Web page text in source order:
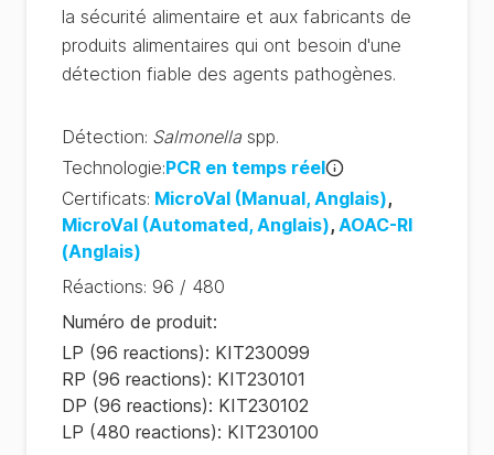
la sécurité alimentaire et aux fabricants de
produits alimentaires qui ont besoin d'une
détection fiable des agents pathogènes.
Détection: Salmonella spp.
Technologie:PCR en temps réel
Certificats: MicroVal (Manual, Anglais),
MicroVal (Automated, Anglais), AOAC-RI
(Anglais)
Réactions: 96 / 480
Numéro de produit:
LP (96 reactions): KIT230099
RP (96 reactions): KIT230101
DP (96 reactions): KIT230102
LP (480 reactions): KIT230100